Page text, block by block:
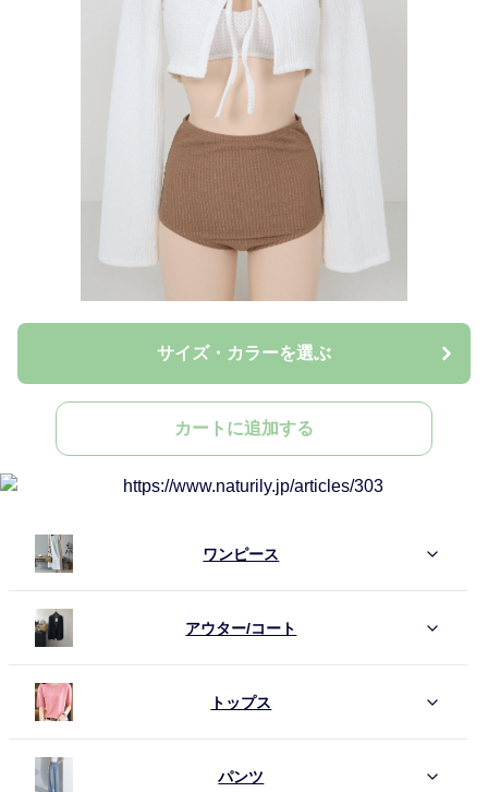
サイズ・カラーを選ぶ
カートに追加する
ワンピース
アウター/コート
トップス
パンツ